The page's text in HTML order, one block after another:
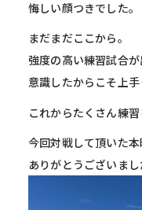
悔しい顔つきでした。
まだまだここから。
強度の高い練習試合
意識したからこそ上手
これからたくさん練習
今回対戦して頂いた
ありがとうございまし